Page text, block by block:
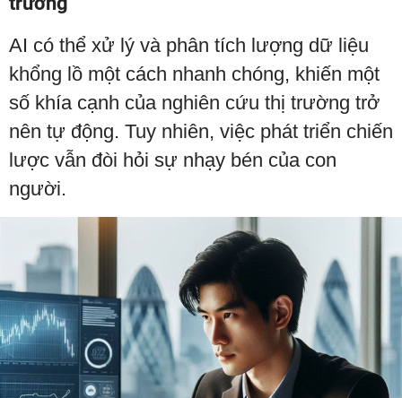
AI có thể xử lý và phân tích lượng dữ liệu
khổng lồ một cách nhanh chóng, khiến một
số khía cạnh của nghiên cứu thị trường trở
nên tự động. Tuy nhiên, việc phát triển chiến
lược vẫn đòi hỏi sự nhạy bén của con
người.